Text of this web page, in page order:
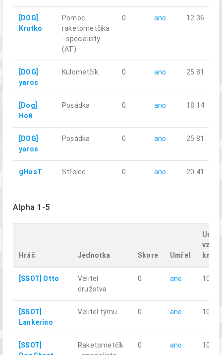
[DOG]
Krutko
Pomoc.
raketometčíka
- specialisty
(AT)
0 ano 12.36
[DOG]
yaros
Kulometčík 0 ano 25.81
[Dog]
Ной
Posádka 0 ano 18.14
[DOG]
yaros
Posádka 0 ano 25.81
gHosT Střelec 0 ano 20.41
Alpha 1-5
Hráč Jednotka Skore Umřel
km
[SSOT] Otto
Velitel
družstva
0 ano 10.47
[SSOT]
Lankerino
Velitel týmu 0 ano 10.43
[SSOT]
Raketometčík
0 ano 10.57